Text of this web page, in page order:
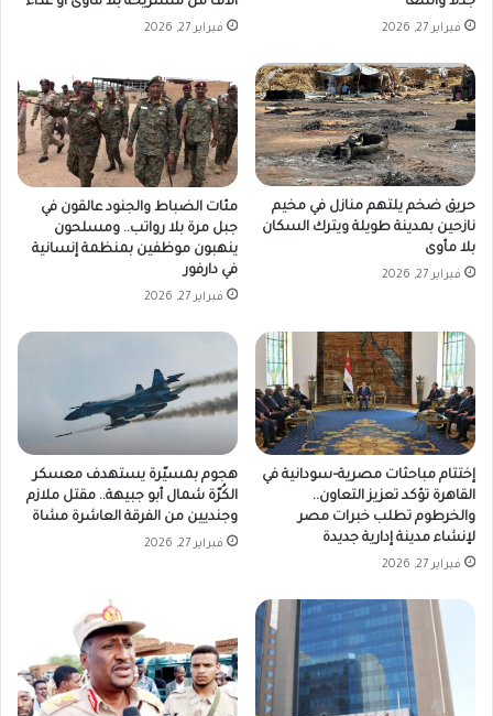
فبراير 27, 2026 فبراير 27, 2026
حريق ضخم يلتهم منازل في مخيم
نازحين بمدينة طويلة ويترك السكان
بلا مأوى
فبراير 27, 2026
مئات الضباط والجنود عالقون في
جبل مرة بلا رواتب.. ومسلحون
ينهبون موظفين بمنظمة إنسانية
في دارفور
فبراير 27, 2026
إختتام مباحثات مصرية–سودانية في
القاهرة تؤكد تعزيز التعاون..
والخرطوم تطلب خبرات مصر
لإنشاء مدينة إدارية جديدة
فبراير 27, 2026
هجوم بمسيّرة يستهدف معسكر
الكُرّة شمال أبو جبيهة.. مقتل ملازم
وجنديين من الفرقة العاشرة مشاة
فبراير 27, 2026